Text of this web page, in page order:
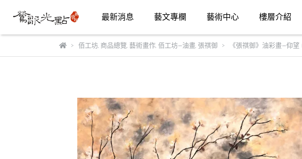
最新消息 藝文專欄 藝術中心 樓層介紹
佰工坊, 商品總覽, 藝術畫作, 佰工坊—油畫, 張祺御 《張祺御》油彩畫—仰